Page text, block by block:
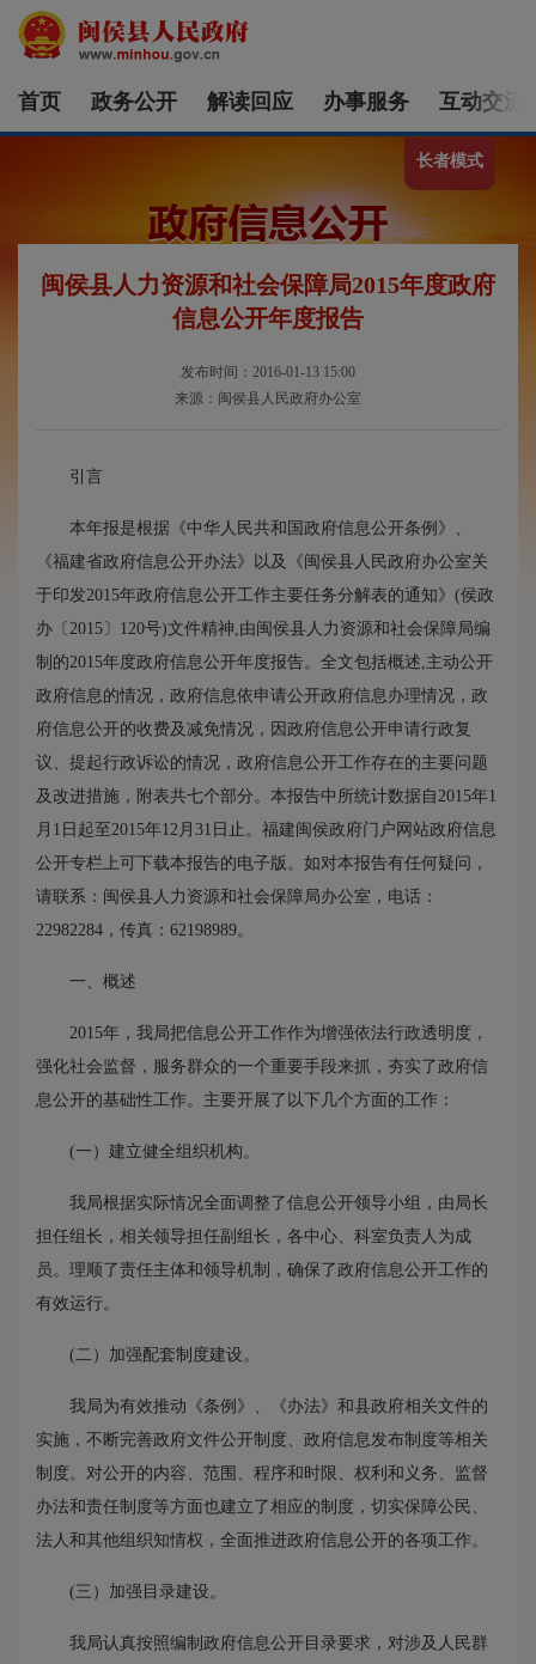
首页 政务公开 解读回应 办事服务 互动交流
长者模式
闽侯县人力资源和社会保障局2015年度政府
信息公开年度报告
发布时间：2016-01-13 15:00
来源：闽侯县人民政府办公室
引言
本年报是根据《中华人民共和国政府信息公开条例》、
《福建省政府信息公开办法》以及《闽侯县人民政府办公室关
于印发2015年政府信息公开工作主要任务分解表的通知》(侯政
办〔2015〕120号)文件精神,由闽侯县人力资源和社会保障局编
制的2015年度政府信息公开年度报告。全文包括概述,主动公开
政府信息的情况，政府信息依申请公开政府信息办理情况，政
府信息公开的收费及减免情况，因政府信息公开申请行政复
议、提起行政诉讼的情况，政府信息公开工作存在的主要问题
及改进措施，附表共七个部分。本报告中所统计数据自2015年1
月1日起至2015年12月31日止。福建闽侯政府门户网站政府信息
公开专栏上可下载本报告的电子版。如对本报告有任何疑问，
请联系：闽侯县人力资源和社会保障局办公室，电话：
22982284，传真：62198989。
一、概述
2015年，我局把信息公开工作作为增强依法行政透明度，
强化社会监督，服务群众的一个重要手段来抓，夯实了政府信
息公开的基础性工作。主要开展了以下几个方面的工作：
(一）建立健全组织机构。
我局根据实际情况全面调整了信息公开领导小组，由局长
担任组长，相关领导担任副组长，各中心、科室负责人为成
员。理顺了责任主体和领导机制，确保了政府信息公开工作的
有效运行。
(二）加强配套制度建设。
我局为有效推动《条例》、《办法》和县政府相关文件的
实施，不断完善政府文件公开制度、政府信息发布制度等相关
制度。对公开的内容、范围、程序和时限、权利和义务、监督
办法和责任制度等方面也建立了相应的制度，切实保障公民、
法人和其他组织知情权，全面推进政府信息公开的各项工作。
(三）加强目录建设。
我局认真按照编制政府信息公开目录要求，对涉及人民群